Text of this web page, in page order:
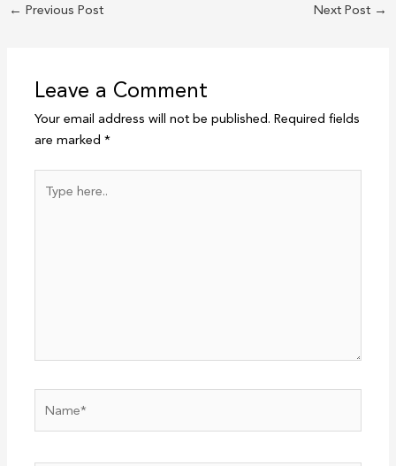
← Previous Post Next Post →
Leave a Comment
Your email address will not be published. Required fields
are marked*
here..